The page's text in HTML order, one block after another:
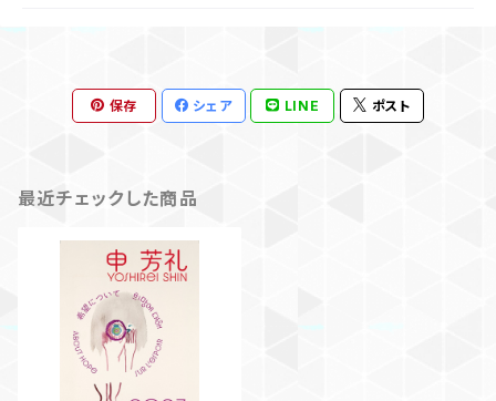
保存 シェア LINE ポスト
最近チェックした商品